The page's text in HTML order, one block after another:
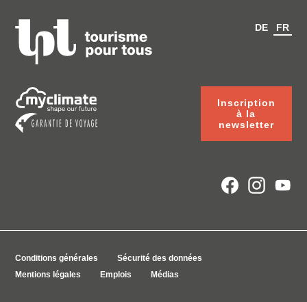
Inscription
à la
newsletter
DE FR
Conditions générales
Sécurité des données
Mentions légales
Emplois Médias